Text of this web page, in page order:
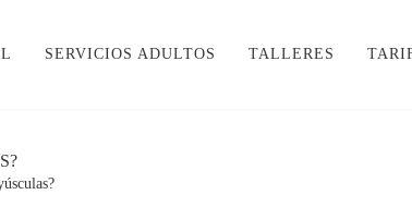
SERVICIOS ADULTOS TALLERES